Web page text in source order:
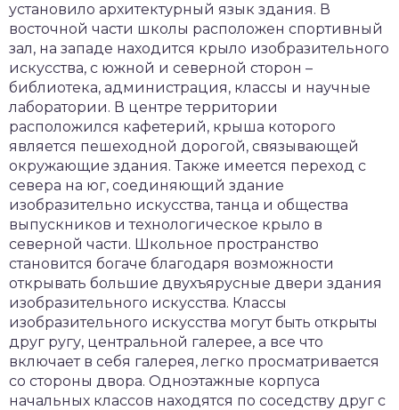
установило архитектурный язык здания. В
восточной части школы расположен спортивный
зал, на западе находится крыло изобразительного
искусства, с южной и северной сторон –
библиотека, администрация, классы и научные
лаборатории. В центре территории
расположился кафетерий, крыша которого
является пешеходной дорогой, связывающей
окружающие здания. Также имеется переход с
севера на юг, соединяющий здание
изобразительно искусства, танца и общества
выпускников и технологическое крыло в
северной части. Школьное пространство
становится богаче благодаря возможности
открывать большие двухъярусные двери здания
изобразительного искусства. Классы
изобразительного искусства могут быть открыты
друг ругу, центральной галерее, а все что
включает в себя галерея, легко просматривается
со стороны двора. Одноэтажные корпуса
начальных классов находятся по соседству друг с